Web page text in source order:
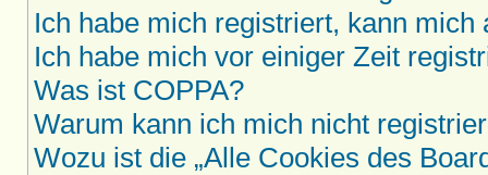
Ich habe mich registriert, kann mich
Ich habe mich vor einiger Zeit
Was ist COPPA?
Warum kann ich mich nicht
Wozu ist die „Alle Cookies des